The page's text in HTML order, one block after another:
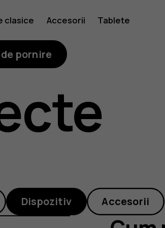
clasice Accesorii Tablete
pornire
Dispozitiv Accesorii